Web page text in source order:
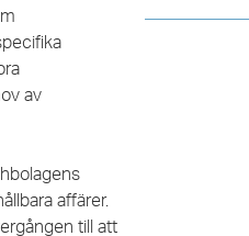
av
affärer.
till att